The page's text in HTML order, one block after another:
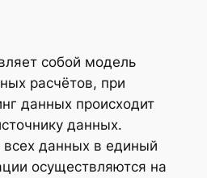
собой модель
расчётов, при
данных происходит
данных.
данных в единый
осуществляются на